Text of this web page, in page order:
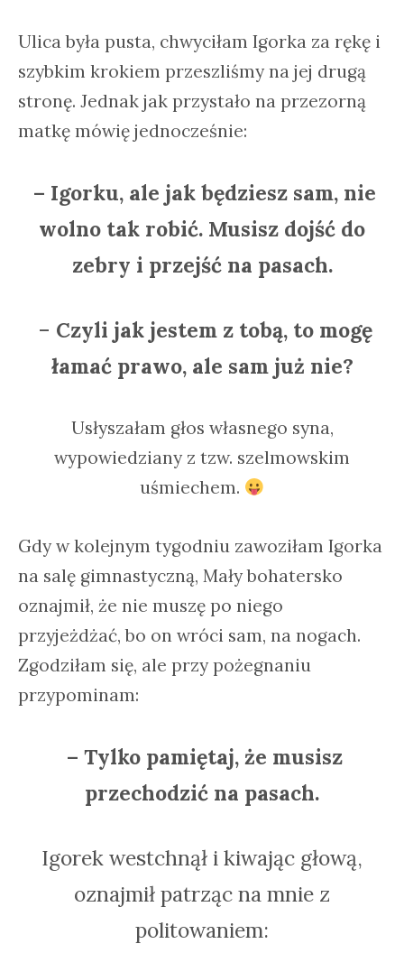
Ulica była pusta, chwyciłam Igorka za rękę i
szybkim krokiem przeszliśmy na jej drugą
stronę. Jednak jak przystało na przezorną
matkę mówię jednocześnie:
– Igorku, ale jak będziesz sam, nie
wolno tak robić. Musisz dojść do
zebry i przejść na pasach.
– Czyli jak jestem z tobą, to mogę
łamać prawo, ale sam już nie?
Usłyszałam głos własnego syna,
wypowiedziany z tzw. szelmowskim
uśmiechem.
Gdy w kolejnym tygodniu zawoziłam Igorka
na salę gimnastyczną, Mały bohatersko
oznajmił, że nie muszę po niego
przyjeżdżać, bo on wróci sam, na nogach.
Zgodziłam się, ale przy pożegnaniu
przypominam:
– Tylko pamiętaj, że musisz
przechodzić na pasach.
Igorek westchnął i kiwając głową,
oznajmił patrząc na mnie z
politowaniem: